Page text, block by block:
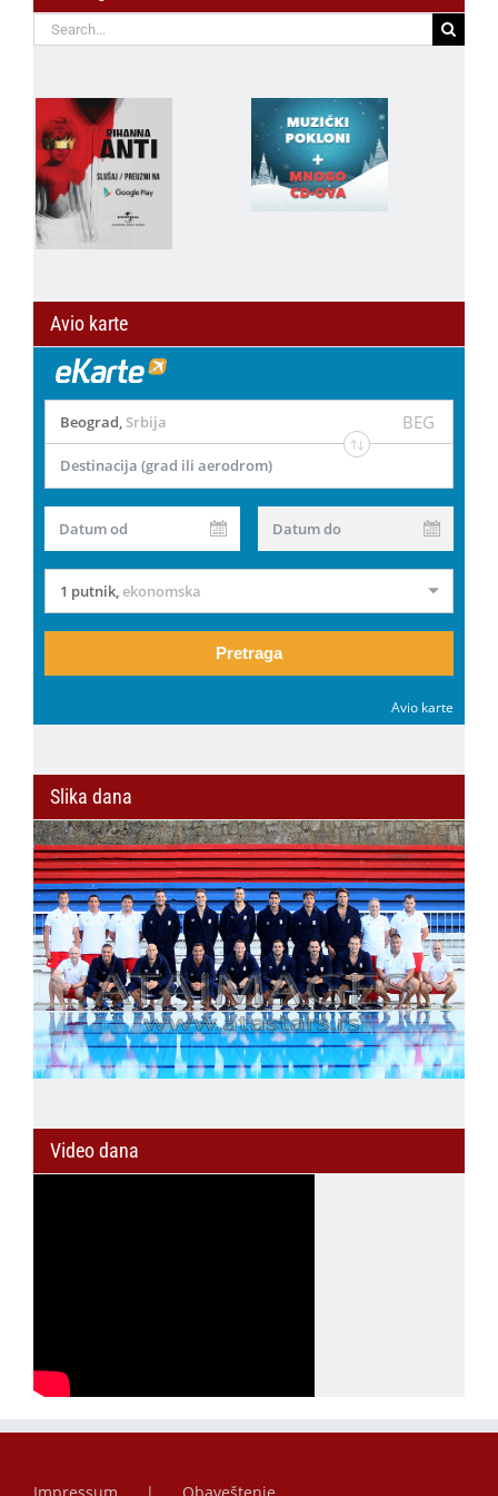
Search
for:
Avio karte
Beograd, Srbija BEG
Destinacija (grad ili aerodrom)
Datum od Datum do
1 putnik,ekonomska
Pretraga
Avio karte
Slika dana
Video dana